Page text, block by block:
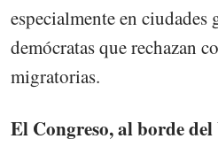
especialmente en ciudades
demócratas que rechazan
migratorias.
El Congreso, al borde